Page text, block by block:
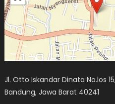
Jl. Otto Iskandar Dinata No.los
Bandung, Jawa Barat 40241